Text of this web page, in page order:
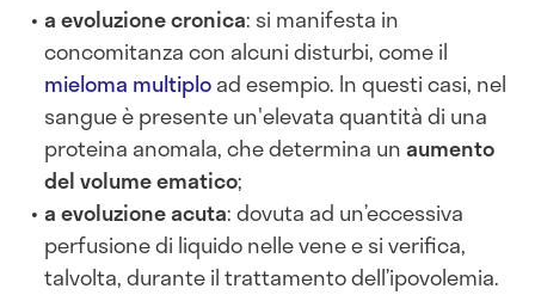
a evoluzione cronica: si manifesta in
concomitanza con alcuni disturbi, come il
mieloma multipload esempio. In questi casi, nel
sangue è presente un'elevata quantità di una
proteina anomala, che determina unaumento
del volume ematico;
a evoluzione acuta: dovuta ad un’eccessiva
perfusione di liquido nelle vene e si verifica,
talvolta, durante il trattamento dell’ipovolemia.